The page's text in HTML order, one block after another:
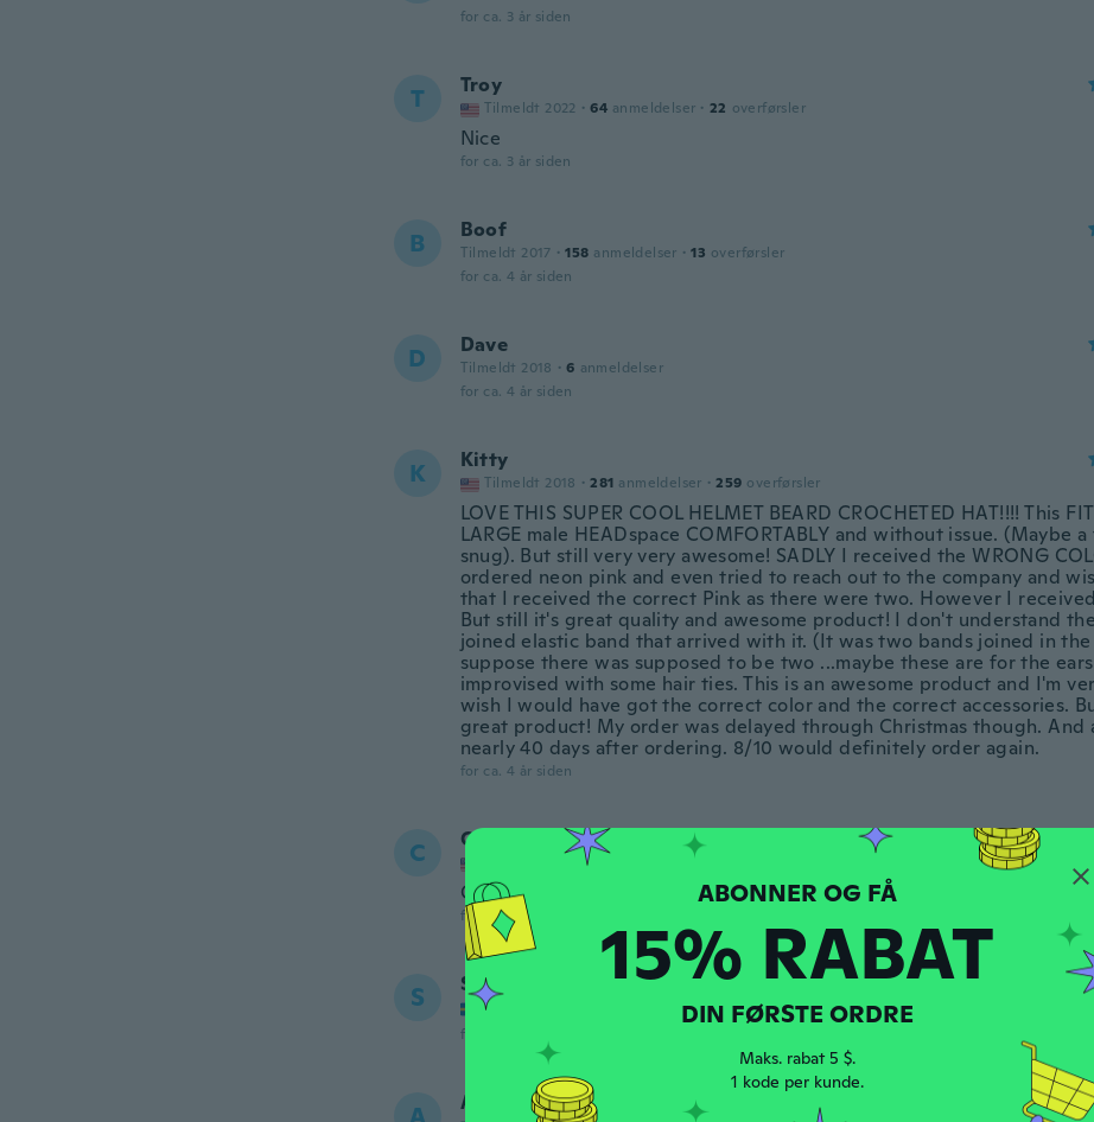
for ca. 3 år siden
T Troy
Tilmeldt 2022 · 64 anmeldelser · 22 overførsler
Nice
for ca. 3 år siden
B Boof
Tilmeldt 2017 · 158 anmeldelser · 13 overførsler
for ca. 4 år siden
D Dave
Tilmeldt 2018 · 6 anmeldelser
for ca. 4 år siden
K Kitty
Tilmeldt 2018 · 281 anmeldelser · 259 overførsler
LOVE THIS SUPER COOL HELMET BEARD CROCHETED HAT!!!! This
LARGE male HEADspace COMFORTABLY and without issue. (Maybe
snug). But still very very awesome! SADLY I received the WRONG
ordered neon pink and even tried to reach out to the company and
that I received the correct Pink as there were two. However I
But still it's great quality and awesome product! I don't understand
joined elastic band that arrived with it. (It was two bands joined in
suppose there was supposed to be two ...maybe these are for the
improvised with some hair ties. This is an awesome product and I'm
wish I would have got the correct color and the correct accessories.
great product! My order was delayed through Christmas though. And
nearly 40 days after ordering. 8/10 would definitely order again.
for ca. 4 år siden
C Corey
8 ·
Can’t wait to give for secret Santa. Arrived a week early.
for ca. 4 år siden
S Sven
Tilmeldt 2016 anmeldelser · 16 overførsler
for ca. 4 år siden
Arturo
15% RABAT
DIN FØRSTE ORDRE
Maks. rabat 5 $.
1 kode per kunde.